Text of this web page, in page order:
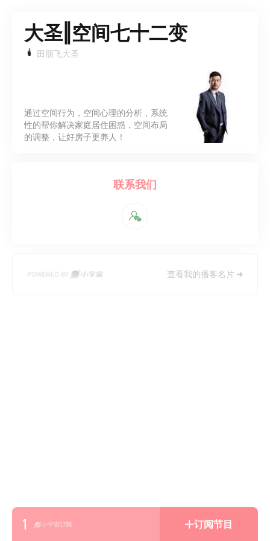
大圣‖空间七十二变
田朋飞大圣
通过空间行为，空间心理的分析，系统
性的帮你解决家庭居住困惑，空间布局
的调整，让好房子更养人！
联系我们
查看我的播客名片
1 小宇宙订阅 订阅节目